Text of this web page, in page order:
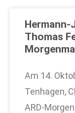
Hermann-
Thomas
Am 14.
Tenhagen,
ARD-